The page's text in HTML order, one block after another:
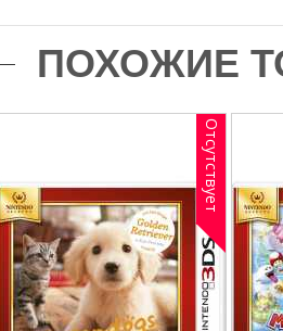
ПОХОЖИЕ
Отсутствует